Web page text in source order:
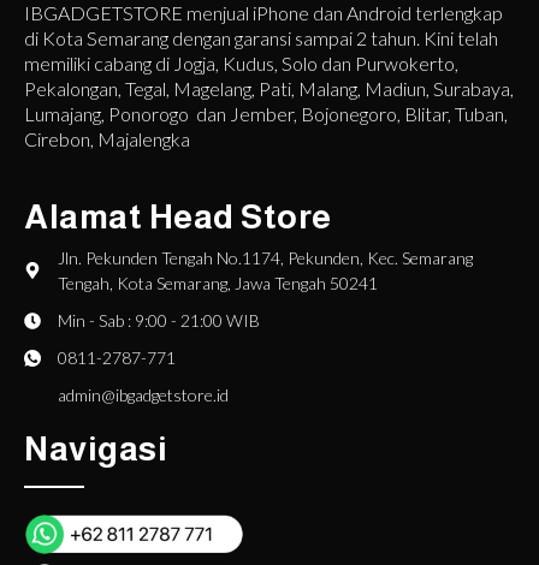
IBGADGETSTORE menjual iPhone dan Android terlengkap
di Kota Semarang dengan garansi sampai 2 tahun. Kini telah
memiliki cabang di Jogja, Kudus, Solo dan Purwokerto,
Pekalongan, Tegal, Magelang, Pati, Malang, Madiun, Surabaya,
Lumajang, Ponorogo dan Jember, Bojonegoro, Blitar, Tuban,
Cirebon, Majalengka
Alamat Head Store
Jln. Pekunden Tengah No.1174, Pekunden, Kec. Semarang
Tengah, Kota Semarang, Jawa Tengah 50241
Min - Sab : 9:00 - 21:00 WIB
0811-2787-771
admin@ibgadgetstore.id
Navigasi